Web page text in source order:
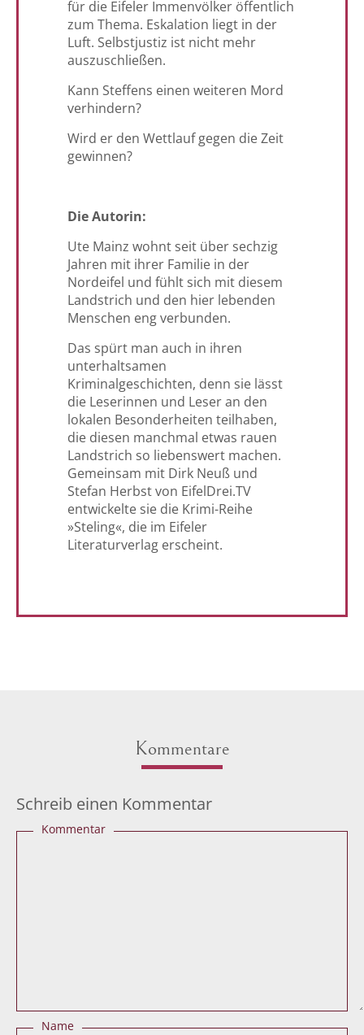
für die Eifeler Immenvölker öffentlich
zum Thema. Eskalation liegt in der
Luft. Selbstjustiz ist nicht mehr
auszuschließen.
Kann Steffens einen weiteren Mord
verhindern?
Wird er den Wettlauf gegen die Zeit
gewinnen?
Die Autorin:
Ute Mainz wohnt seit über sechzig
Jahren mit ihrer Familie in der
Nordeifel und fühlt sich mit diesem
Landstrich und den hier lebenden
Menschen eng verbunden.
Das spürt man auch in ihren
unterhaltsamen
Kriminalgeschichten, denn sie lässt
die Leserinnen und Leser an den
lokalen Besonderheiten teilhaben,
die diesen manchmal etwas rauen
Landstrich so liebenswert machen.
Gemeinsam mit Dirk Neuß und
Stefan Herbst von EifelDrei.TV
entwickelte sie die Krimi-Reihe
»Steling«, die im Eifeler
Literaturverlag erscheint.
Kommentare
Schreib einen Kommentar
Kommentar
Name